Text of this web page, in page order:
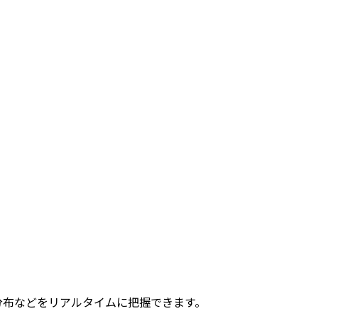
などをリアルタイムに把握できます。